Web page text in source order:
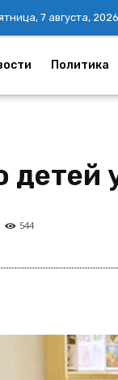
7 августа, 2026
Политика
детей
544